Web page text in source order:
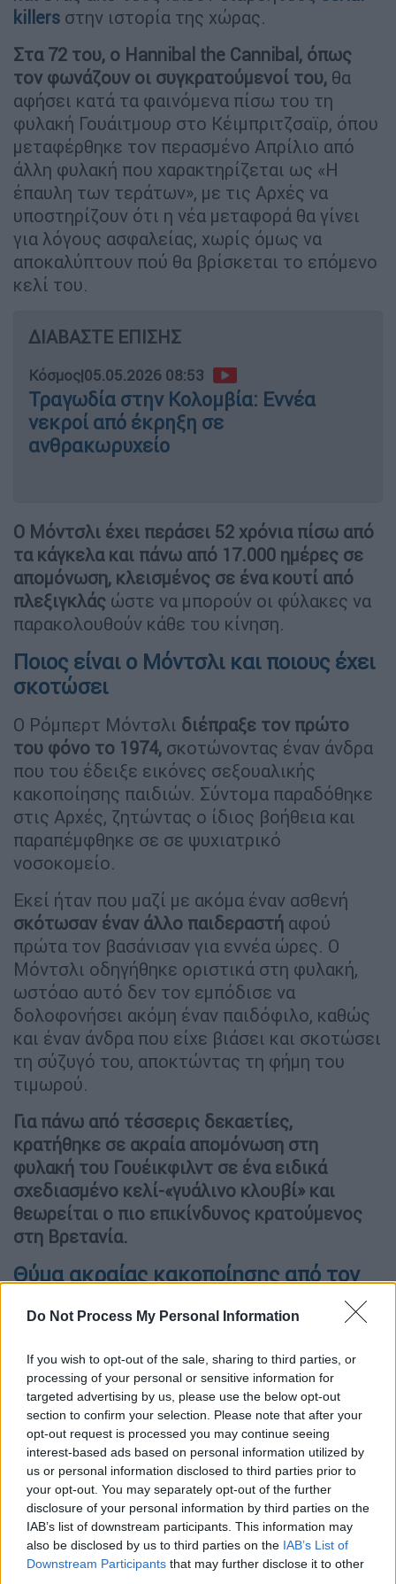
Do Not Process My Personal Information
If you wish to opt-out of the sale, sharing to third parties, or
processing of your personal or sensitive information for
targeted advertising by us, please use the below opt-out
section to confirm your selection. Please note that after your
opt-out request is processed you may continue seeing
interest-based ads based on personal information utilized by
us or personal information disclosed to third parties prior to
your opt-out. You may separately opt-out of the further
disclosure of your personal information by third parties on the
IAB’s list of downstream participants. This information may
also be disclosed by us to third parties on the IAB’s List of
Downstream Participants that may further disclose it to other
killers στην ιστορία της χώρας.
Στα 72 του, ο Hannibal the Cannibal, όπως
τον φωνάζουν οι συγκρατούμενοί του, θα
αφήσει κατά τα φαινόμενα πίσω του τη
φυλακή Γουάιτμουρ στο Κέιμπριτζσαϊρ, όπου
μεταφέρθηκε τον περασμένο Απρίλιο από
άλλη φυλακή που χαρακτηρίζεται ως «Η
έπαυλη των τεράτων», με τις Αρχές να
υποστηρίζουν ότι η νέα μεταφορά θα γίνει
για λόγους ασφαλείας, χωρίς όμως να
αποκαλύπτουν πού θα βρίσκεται το επόμενο
κελί του.
ΔΙΑΒΑΣΤΕ ΕΠΙΣΗΣ
Κόσμος|05.05.2026 08:53
Τραγωδία στην Κολομβία: Εννέα
νεκροί από έκρηξη σε
ανθρακωρυχείο
Ο Μόντσλι έχει περάσει 52 χρόνια πίσω από
τα κάγκελα και πάνω από 17.000 ημέρες σε
απομόνωση, κλεισμένος σε ένα κουτί από
πλεξιγκλάς ώστε να μπορούν οι φύλακες να
παρακολουθούν κάθε του κίνηση.
Ποιος είναι ο Μόντσλι και ποιους έχει
σκοτώσει
Ο Ρόμπερτ Μόντσλι διέπραξε τον πρώτο
του φόνο το 1974, σκοτώνοντας έναν άνδρα
που του έδειξε εικόνες σεξουαλικής
κακοποίησης παιδιών. Σύντομα παραδόθηκε
στις Αρχές, ζητώντας ο ίδιος βοήθεια και
παραπέμφθηκε σε σε ψυχιατρικό
νοσοκομείο.
Εκεί ήταν που μαζί με ακόμα έναν ασθενή
σκότωσαν έναν άλλο παιδεραστή αφού
πρώτα τον βασάνισαν για εννέα ώρες. Ο
Μόντσλι οδηγήθηκε οριστικά στη φυλακή,
ωστόαο αυτό δεν τον εμπόδισε να
δολοφονήσει ακόμη έναν παιδόφιλο, καθώς
και έναν άνδρα που είχε βιάσει και σκοτώσει
τη σύζυγό του, αποκτώντας τη φήμη του
τιμωρού.
Για πάνω από τέσσερις δεκαετίες,
κρατήθηκε σε ακραία απομόνωση στη
φυλακή του Γουέικφιλντ σε ένα ειδικά
σχεδιασμένο κελί-«γυάλινο κλουβί» και
θεωρείται ο πιο επικίνδυνος κρατούμενος
στη Βρετανία.
Θύμα ακραίας κακοποίησης από τον
1953, ο Μόντσλι ήταν το τέταρτο από 12
παιδιά μιας φτωχής οικογένειας καιπέρασε
τα πρώτα του χρόνια στο Nazareth House,
ένα ρωμαιοκαθολικό ορφανοτροφείο στο
Λίβερπουλ, μαζί με τα μεγαλύτερα αδέλφια
του.
Μέχρι την ηλικία των 8 ετών, έβλεπε σπάνια
τους γονείς του. Όμως, τότε αποφάσισαν να
τον πάρουν μαζί με τα αδέλφια του πίσω στο